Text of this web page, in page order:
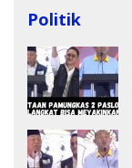
Politik